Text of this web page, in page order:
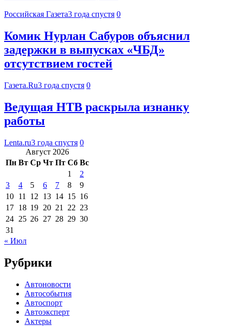
Российская Газета3 года спустя 0
Комик Нурлан Сабуров объяснил
задержки в выпусках «ЧБД»
отсутствием гостей
Газета.Ru3 года спустя 0
Ведущая НТВ раскрыла изнанку
работы
Lenta.ru3 года спустя 0
Август 2026
Пн Вт Ср Чт Пт Сб Вс
1
2
3
4 5 6 7 8
9
10 11 12 13 14 15 16
17 18 19 20 21 22 23
24 25 26 27 28 29 30
31
« Июл
Рубрики
Автоновости
Автособытия
Автоспорт
Автоэксперт
Актеры